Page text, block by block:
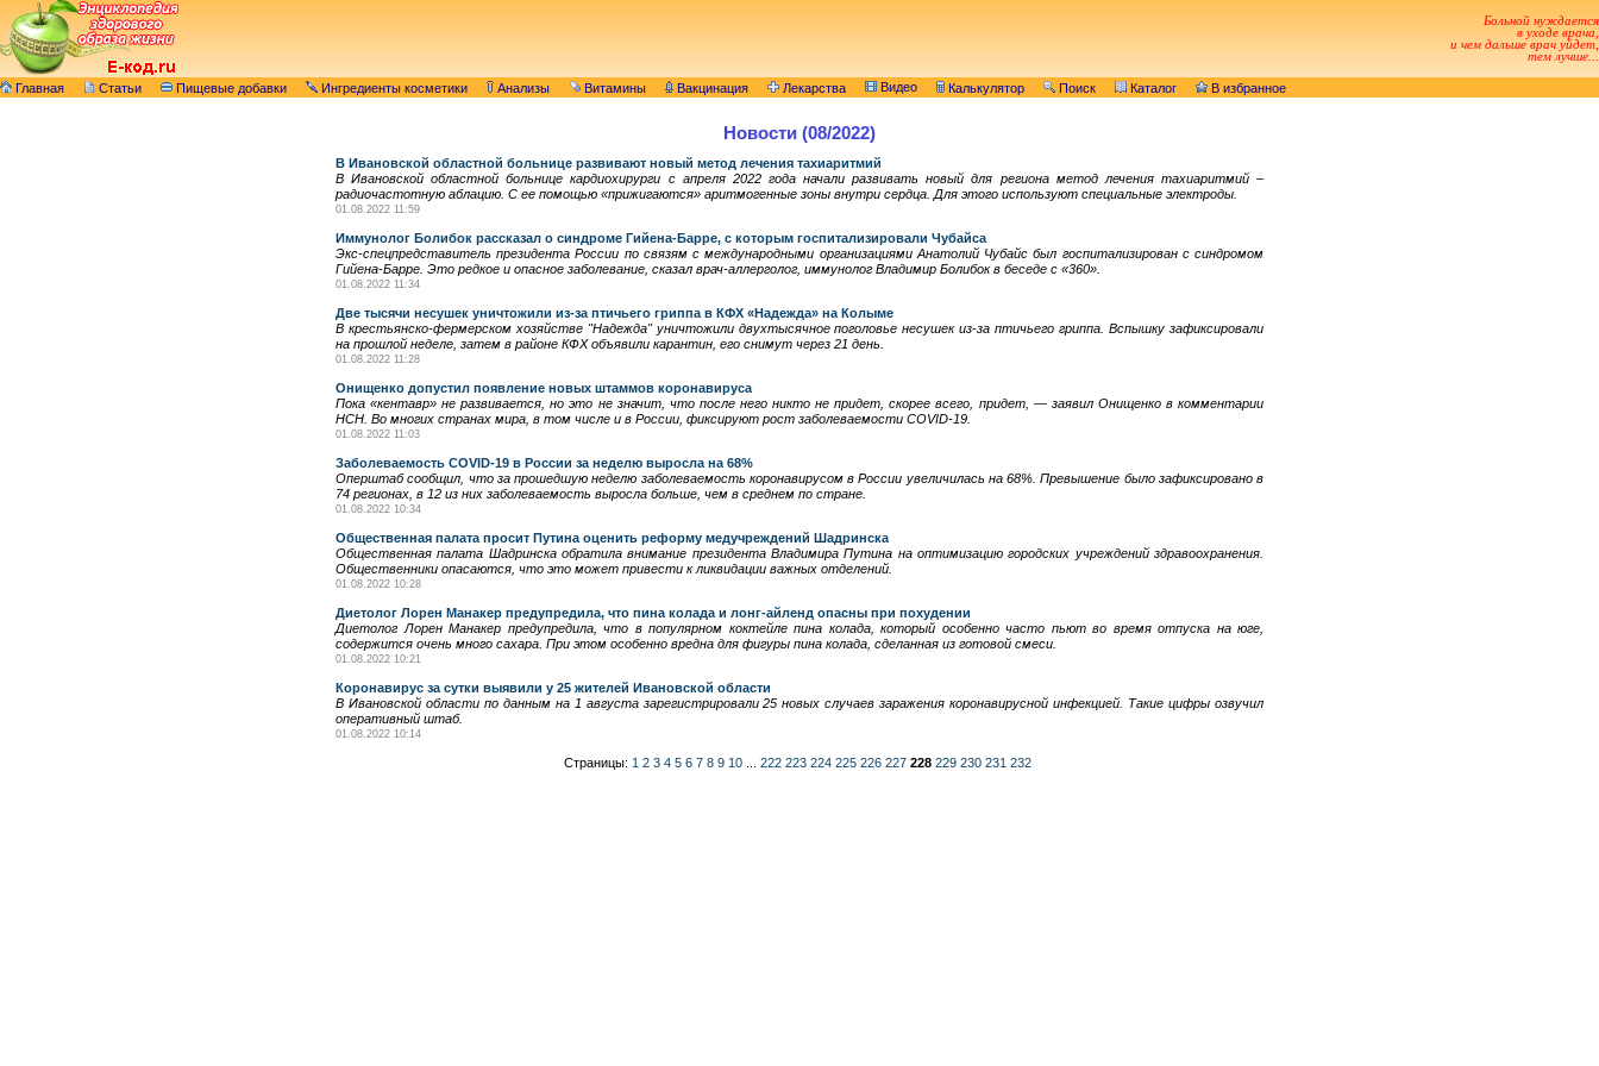
Больной нуждается
в уходе врача,
и чем дальше врач уйдет,
тем лучше...
Главная Статьи Пищевые добавки Ингредиенты косметики Анализы Витамины Вакцинация Лекарства Видео Калькулятор Поиск Каталог В избранное
Новости (08/2022)
В Ивановской областной больнице развивают новый метод лечения тахиаритмий
В Ивановской областной больнице кардиохирурги с апреля 2022 года начали развивать новый для региона метод лечения тахиаритмий –
радиочастотную аблацию. С ее помощью «прижигаются» аритмогенные зоны внутри сердца. Для этого используют специальные электроды.
01.08.2022 11:59
Иммунолог Болибок рассказал о синдроме Гийена-Барре, с которым госпитализировали Чубайса
Экс-спецпредставитель президента России по связям с международными организациями Анатолий Чубайс был госпитализирован с синдромом
Гийена-Барре. Это редкое и опасное заболевание, сказал врач-аллерголог, иммунолог Владимир Болибок в беседе с «360».
01.08.2022 11:34
Две тысячи несушек уничтожили из-за птичьего гриппа в КФХ «Надежда» на Колыме
В крестьянско-фермерском хозяйстве "Надежда" уничтожили двухтысячное поголовье несушек из-за птичьего гриппа. Вспышку зафиксировали
на прошлой неделе, затем в районе КФХ объявили карантин, его снимут через 21 день.
01.08.2022 11:28
Онищенко допустил появление новых штаммов коронавируса
Пока «кентавр» не развивается, но это не значит, что после него никто не придет, скорее всего, придет, — заявил Онищенко в комментарии
НСН. Во многих странах мира, в том числе и в России, фиксируют рост заболеваемости COVID-19.
01.08.2022 11:03
Заболеваемость COVID-19 в России за неделю выросла на 68%
Оперштаб сообщил, что за прошедшую неделю заболеваемость коронавирусом в России увеличилась на 68%. Превышение было зафиксировано в
74 регионах, в 12 из них заболеваемость выросла больше, чем в среднем по стране.
01.08.2022 10:34
Общественная палата просит Путина оценить реформу медучреждений Шадринска
Общественная палата Шадринска обратила внимание президента Владимира Путина на оптимизацию городских учреждений здравоохранения.
Общественники опасаются, что это может привести к ликвидации важных отделений.
01.08.2022 10:28
Диетолог Лорен Манакер предупредила, что пина колада и лонг-айленд опасны при похудении
Диетолог Лорен Манакер предупредила, что в популярном коктейле пина колада, который особенно часто пьют во время отпуска на юге,
содержится очень много сахара. При этом особенно вредна для фигуры пина колада, сделанная из готовой смеси.
01.08.2022 10:21
Коронавирус за сутки выявили у 25 жителей Ивановской области
В Ивановской области по данным на 1 августа зарегистрировали 25 новых случаев заражения коронавирусной инфекцией. Такие цифры озвучил
оперативный штаб.
01.08.2022 10:14
Страницы: 1 2 3 4 5 6 7 8 9 10 222 223 224 225 226 227 228 229 230 231 232